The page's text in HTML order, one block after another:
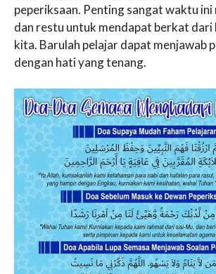
peperiksaan. Penting sangat waktu ini
dan restu untuk mendapat berkat dari
kita. Barulah pelajar dapat menjawab
dengan hati yang tenang.